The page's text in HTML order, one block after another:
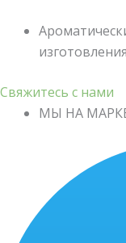
Свяжитесь с нами
МЫ НА